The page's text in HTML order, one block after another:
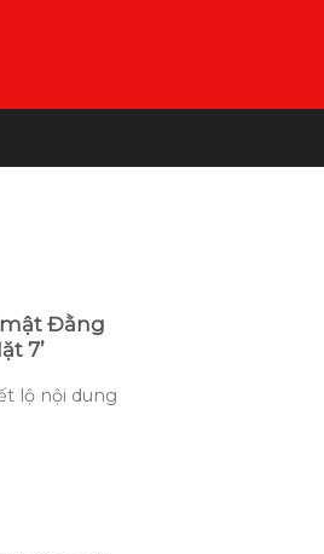
mật Đằng
7’
lộ nội dung